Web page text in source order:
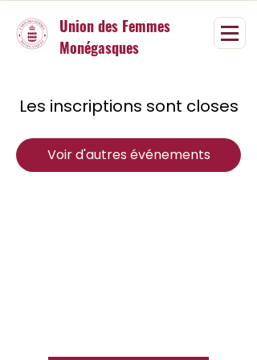
Union des Femmes
Monégasques
Les inscriptions sont closes
Voir d'autres événements